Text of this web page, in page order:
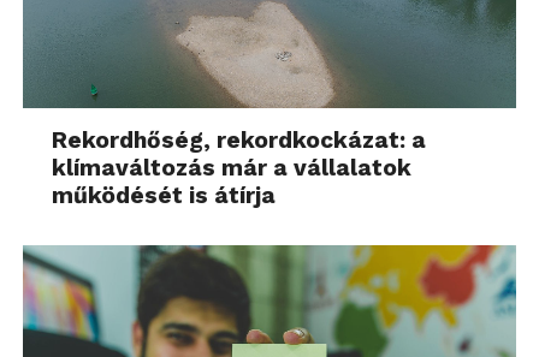
Rekordhőség, rekordkockázat: a
klímaváltozás már a vállalatok
működését is átírja